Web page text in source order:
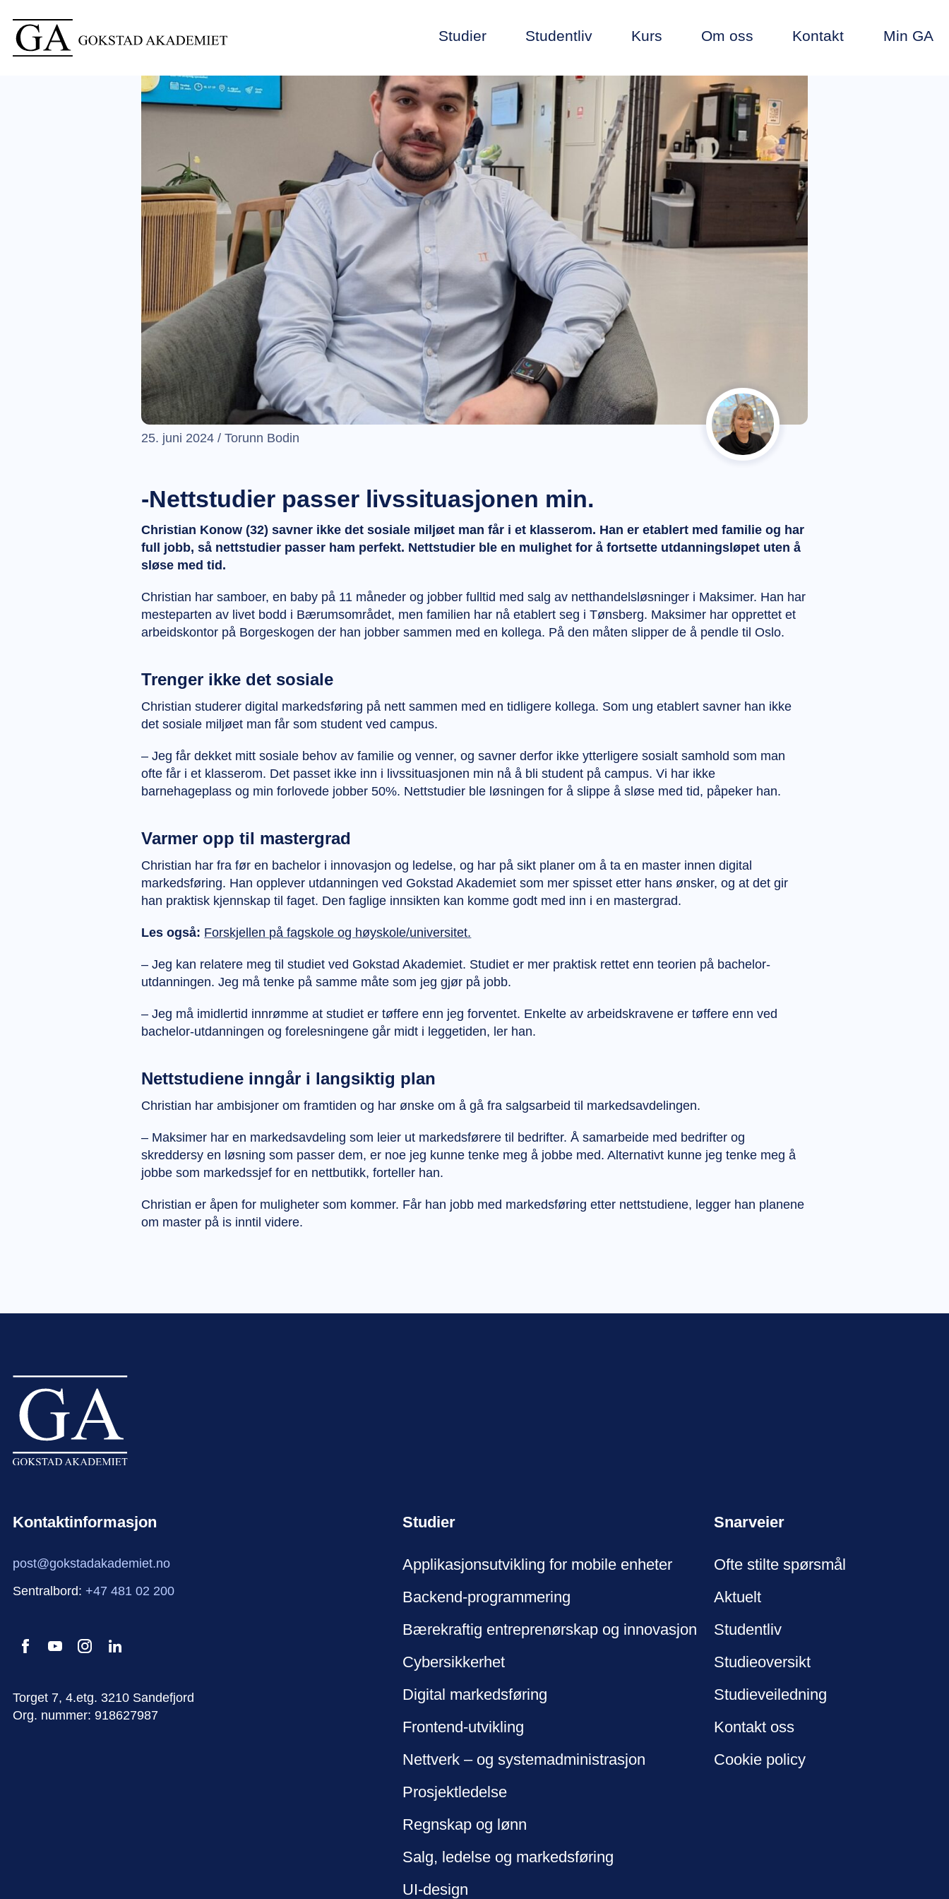
Studier Studentliv Kurs Om oss Kontakt Min GA
25. juni 2024 / Torunn Bodin
-Nettstudier passer livssituasjonen min.
Christian Konow (32) savner ikke det sosiale miljøet man får i et klasserom. Han er etablert med familie og har
full jobb, så nettstudier passer ham perfekt. Nettstudier ble en mulighet for å fortsette utdanningsløpet uten å
sløse med tid.
Christian har samboer, en baby på 11 måneder og jobber fulltid med salg av netthandelsløsninger i Maksimer. Han har
mesteparten av livet bodd i Bærumsområdet, men familien har nå etablert seg i Tønsberg. Maksimer har opprettet et
arbeidskontor på Borgeskogen der han jobber sammen med en kollega. På den måten slipper de å pendle til Oslo.
Trenger ikke det sosiale
Christian studerer digital markedsføring på nett sammen med en tidligere kollega. Som ung etablert savner han ikke
det sosiale miljøet man får som student ved campus.
– Jeg får dekket mitt sosiale behov av familie og venner, og savner derfor ikke ytterligere sosialt samhold som man
ofte får i et klasserom. Det passet ikke inn i livssituasjonen min nå å bli student på campus. Vi har ikke
barnehageplass og min forlovede jobber 50%. Nettstudier ble løsningen for å slippe å sløse med tid, påpeker han.
Varmer opp til mastergrad
Christian har fra før en bachelor i innovasjon og ledelse, og har på sikt planer om å ta en master innen digital
markedsføring. Han opplever utdanningen ved Gokstad Akademiet som mer spisset etter hans ønsker, og at det gir
han praktisk kjennskap til faget. Den faglige innsikten kan komme godt med inn i en mastergrad.
Les også: Forskjellen på fagskole og høyskole/universitet.
– Jeg kan relatere meg til studiet ved Gokstad Akademiet. Studiet er mer praktisk rettet enn teorien på bachelor-
utdanningen. Jeg må tenke på samme måte som jeg gjør på jobb.
– Jeg må imidlertid innrømme at studiet er tøffere enn jeg forventet. Enkelte av arbeidskravene er tøffere enn ved
bachelor-utdanningen og forelesningene går midt i leggetiden, ler han.
Nettstudiene inngår i langsiktig plan
Christian har ambisjoner om framtiden og har ønske om å gå fra salgsarbeid til markedsavdelingen.
– Maksimer har en markedsavdeling som leier ut markedsførere til bedrifter. Å samarbeide med bedrifter og
skreddersy en løsning som passer dem, er noe jeg kunne tenke meg å jobbe med. Alternativt kunne jeg tenke meg å
jobbe som markedssjef for en nettbutikk, forteller han.
Christian er åpen for muligheter som kommer. Får han jobb med markedsføring etter nettstudiene, legger han planene
om master på is inntil videre.
Kontaktinformasjon
post@gokstadakademiet.no
Sentralbord: +47 481 02 200
Torget 7, 4.etg. 3210 Sandefjord
Org. nummer: 918627987
Studier
Applikasjonsutvikling for mobile enheter
Backend-programmering
Bærekraftig entreprenørskap og innovasjon
Cybersikkerhet
Digital markedsføring
Frontend-utvikling
Nettverk – og systemadministrasjon
Prosjektledelse
Regnskap og lønn
Salg, ledelse og markedsføring
UI-design
Snarveier
Ofte stilte spørsmål
Aktuelt
Studentliv
Studieoversikt
Studieveiledning
Kontakt oss
Cookie policy